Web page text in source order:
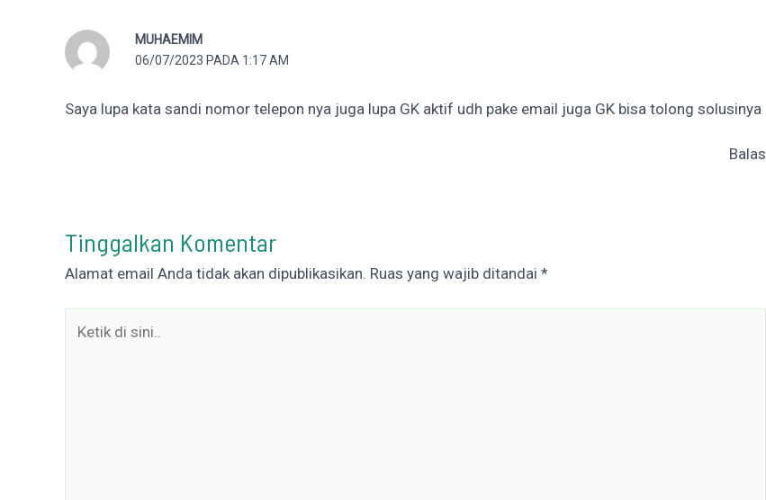
MUHAEMIM
06/07/2023 PADA 1:17 AM
Saya lupa kata sandi nomor telepon nya juga lupa GK aktif udh pake email juga GK bisa tolong solusinya
Balas
Tinggalkan Komentar
Alamat email Anda tidak akan dipublikasikan. Ruas yang wajib ditandai *